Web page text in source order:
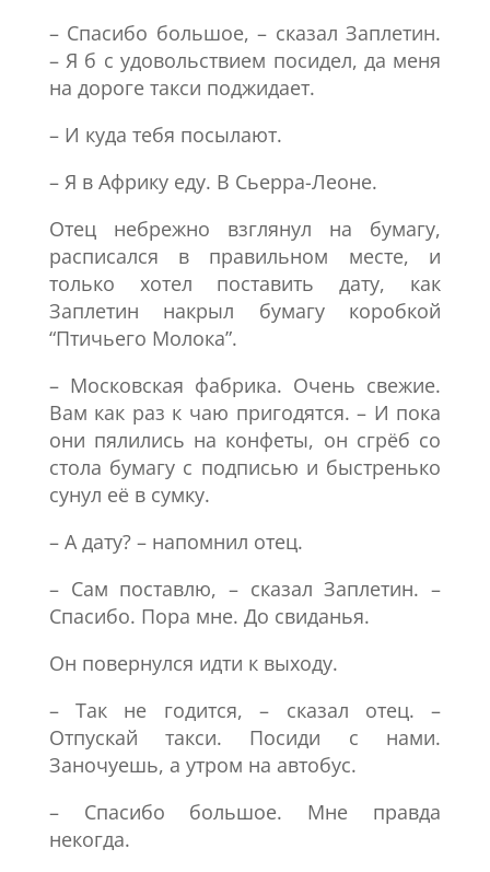
– Спасибо большое, – сказал Заплетин.
– Я б с удовольствием посидел, да меня
на дороге такси поджидает.
– И куда тебя посылают.
– Я в Африку еду. В Сьерра-Леоне.
Отец небрежно взглянул на бумагу,
расписался в правильном месте, и
только хотел поставить дату, как
Заплетин накрыл бумагу коробкой
“Птичьего Молока”.
– Московская фабрика. Очень свежие.
Вам как раз к чаю пригодятся. – И пока
они пялились на конфеты, он сгрёб со
стола бумагу с подписью и быстренько
сунул её в сумку.
– А дату? – напомнил отец.
– Сам поставлю, – сказал Заплетин. –
Спасибо. Пора мне. До свиданья.
Он повернулся идти к выходу.
– Так не годится, – сказал отец. –
Отпускай такси. Посиди с нами.
Заночуешь, а утром на автобус.
– Спасибо большое. Мне правда
некогда.